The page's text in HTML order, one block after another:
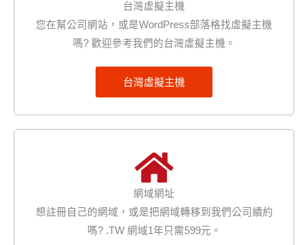
台灣虛擬主機
您在幫公司網站，或是WordPress部落格找虛擬主機
嗎? 歡迎參考我們的台灣虛擬主機。
台灣虛擬主機
網域網址
想註冊自己的網域，或是把網域轉移到我們公司續約
嗎? .TW 網域1年只需599元。